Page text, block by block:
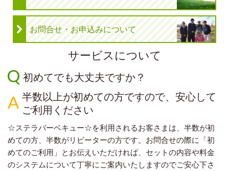
お問合せ・お申込みについて
サービスについて
初めてでも大丈夫ですか？
半数以上が初めての方ですので、安心して
ご利用ください
☆ステラバーベキュー☆を利用されるお客さまは、半数が初
めての方、半数がリピーターの方です。お問合せの際に「初
めてのご利用」とお伝えいただければ、セットの内容や料金
のシステムについて丁寧にご案内いたしますのでご安心下さ